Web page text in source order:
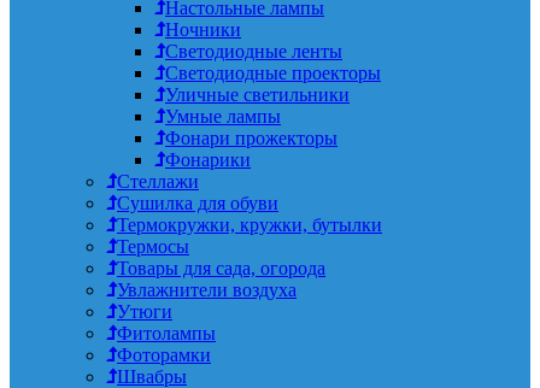
Настольные лампы
Ночники
Светодиодные ленты
Светодиодные проекторы
Уличные светильники
Умные лампы
Фонари прожекторы
Фонарики
Стеллажи
Сушилка для обуви
Термокружки, кружки, бутылки
Термосы
Товары для сада, огорода
Увлажнители воздуха
Утюги
Фитолампы
Фоторамки
Швабры